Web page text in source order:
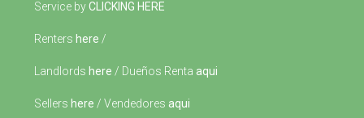
Service byCLICKING HERE
Renters here /
Landlords here / Dueños Renta aqui
Sellers here / Vendedores aqui